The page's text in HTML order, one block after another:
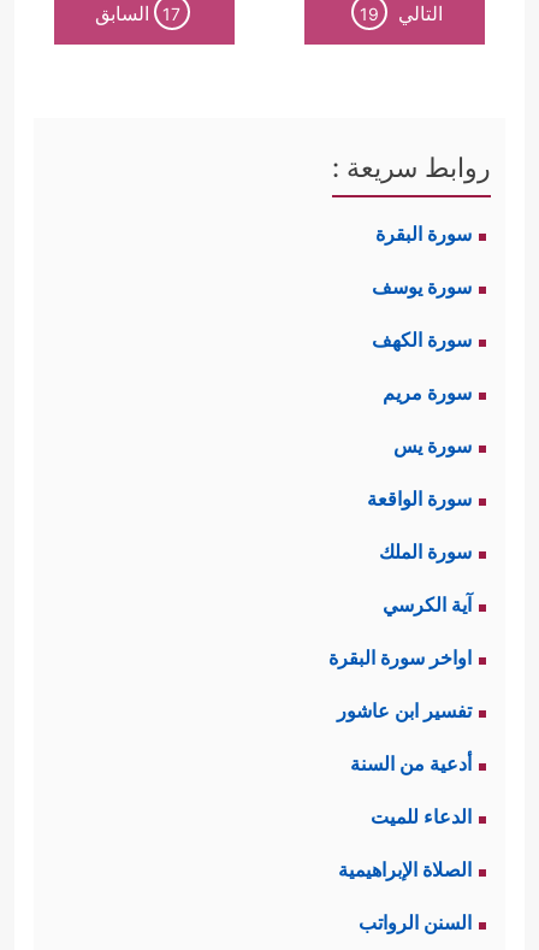
التالي 19
17 السابق
روابط سريعة :
سورة البقرة
سورة يوسف
سورة الكهف
سورة مريم
سورة يس
سورة الواقعة
سورة الملك
آية الكرسي
اواخر سورة البقرة
تفسير ابن عاشور
أدعية من السنة
الدعاء للميت
الصلاة الإبراهيمية
السنن الرواتب